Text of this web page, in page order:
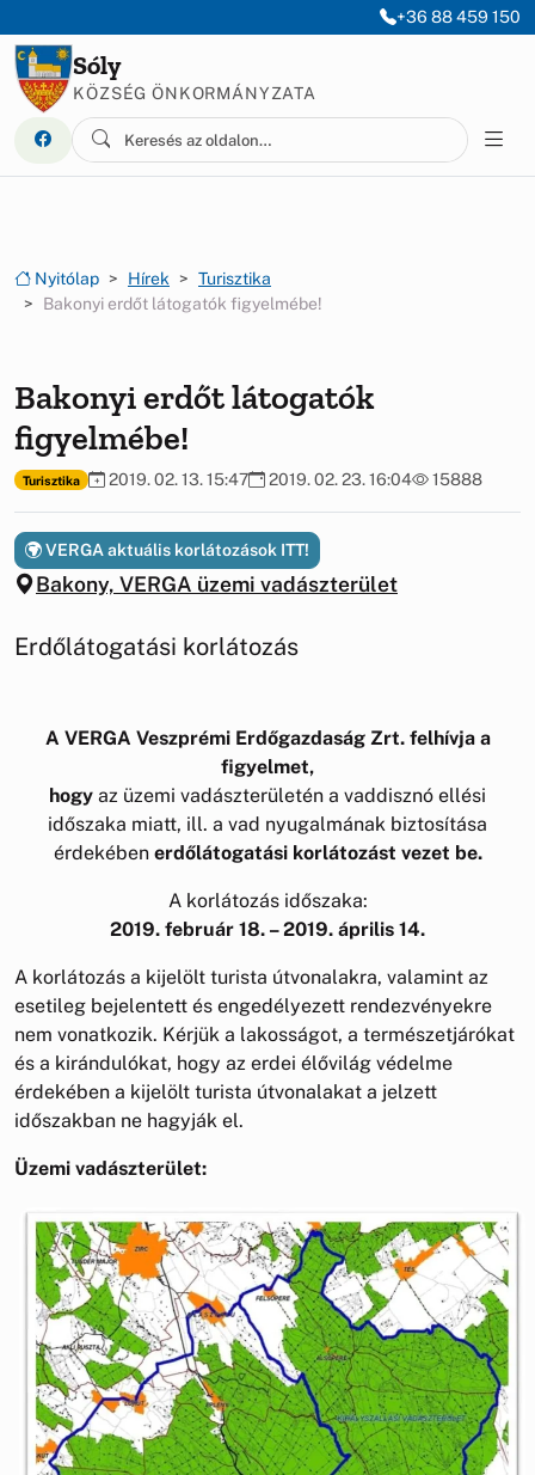
+36 88 459 150
Sóly
KÖZSÉG ÖNKORMÁNYZATA
Nyitólap Hírek
Turisztika
Bakonyi erdőt látogatók figyelmébe!
Bakonyi erdőt látogatók
figyelmébe!
Turisztika 2019. 02. 13. 15:47 2019. 02. 23. 16:04 15888
Bakony, VERGA üzemi vadászterület
VERGA aktuális korlátozások ITT!
Erdőlátogatási korlátozás
A VERGA Veszprémi Erdőgazdaság Zrt. felhívja a
figyelmet,
hogy az üzemi vadászterületén a vaddisznó ellési
időszaka miatt, ill. a vad nyugalmának biztosítása
érdekében erdőlátogatási korlátozást vezet be.
A korlátozás időszaka:
2019. február 18. – 2019. április 14.
A korlátozás a kijelölt turista útvonalakra, valamint az
esetileg bejelentett és engedélyezett rendezvényekre
nem vonatkozik. Kérjük a lakosságot, a természetjárókat
és a kirándulókat, hogy az erdei élővilág védelme
érdekében a kijelölt turista útvonalakat a jelzett
időszakban ne hagyják el.
Üzemi vadászterület: